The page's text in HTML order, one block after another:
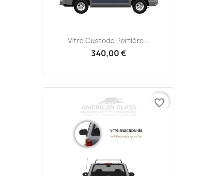
Vitre Custode Portière...
340,00 €
favorite_border